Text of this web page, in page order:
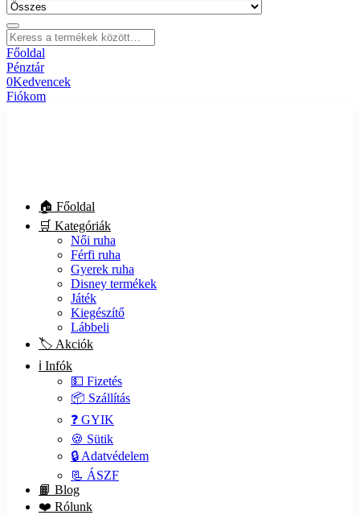
Főoldal
Pénztár
0Kedvencek
Fiókom
🏠 Főoldal
🛒 Kategóriák
Női ruha
Férfi ruha
Gyerek ruha
Disney termékek
Játék
Kiegészítő
Lábbeli
🏷️ Akciók
ℹ️ Infók
💵 Fizetés
📦 Szállítás
❓ GYIK
🍪 Sütik
🔒 Adatvédelem
📃 ÁSZF
📙 Blog
❤️ Rólunk